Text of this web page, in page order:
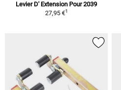
Levier D' Extension Pour 2039
27,95 €1